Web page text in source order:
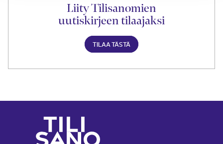
Liity Tilisanomien
uutiskirjeen tilaajaksi
TILAA TÄSTÄ